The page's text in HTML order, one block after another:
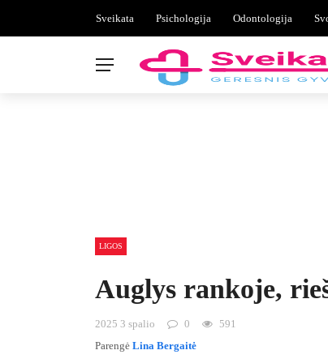
Sveikata Psichologija Odontologija
LIGOS
Auglys rankoje,
2025 3 spalio 0
591
Parengė Lina Bergaitė